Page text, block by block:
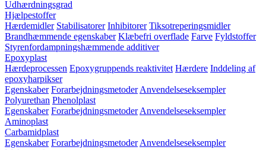
Udhærdningsgrad
Hjælpestoffer
Hærdemidler Stabilisatorer Inhibitorer Tiksotreperingsmidler
Brandhæmmende egenskaber Klæbefri overflade Farve Fyldstoffer
Styrenfordampningshæmmende additiver
Epoxyplast
Hærdeprocessen Epoxygruppends reaktivitet Hærdere Inddeling af
epoxyharpikser
Egenskaber Forarbejdningsmetoder Anvendelseseksempler
Polyurethan Phenolplast
Egenskaber Forarbejdningsmetoder Anvendelseseksempler
Aminoplast
Carbamidplast
Egenskaber Forarbejdningsmetoder Anvendelseseksempler